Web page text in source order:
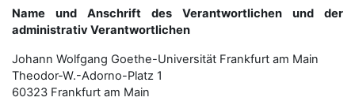
Name und Anschrift des Verantwortlichen und der
administrativ Verantwortlichen
Johann Wolfgang Goethe-Universität Frankfurt am Main
Theodor-W.-Adorno-Platz 1
60323 Frankfurt am Main